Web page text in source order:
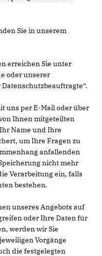
Sie in unserem
erreichen Sie unter
oder unserer
uns per E-Mail oder über
Ihnen mitgeteilten
Name und Ihre
um Ihre Fragen zu
anfallenden
nicht mehr
Verarbeitung ein, falls
bestehen.
unseres Angebots auf
oder Ihre Daten für
werden wir Sie
Vorgänge
die festgelegten